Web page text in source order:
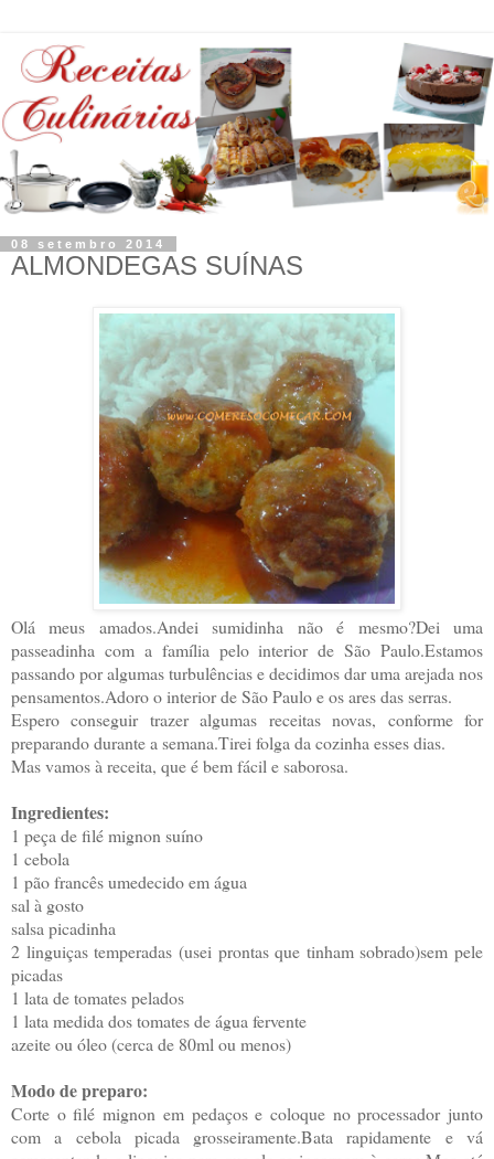
08 setembro 2014
ALMONDEGAS SUÍNAS
Olá meus amados.Andei sumidinha não é mesmo?Dei uma
passeadinha com a família pelo interior de São Paulo.Estamos
passando por algumas turbulências e decidimos dar uma arejada nos
pensamentos.Adoro o interior de São Paulo e os ares das serras.
Espero conseguir trazer algumas receitas novas, conforme for
preparando durante a semana.Tirei folga da cozinha esses dias.
Mas vamos à receita, que é bem fácil e saborosa.
Ingredientes:
1 peça de filé mignon suíno
1 cebola
1 pão francês umedecido em água
sal à gosto
salsa picadinha
2 linguiças temperadas (usei prontas que tinham sobrado)sem pele
picadas
1 lata de tomates pelados
1 lata medida dos tomates de água fervente
azeite ou óleo (cerca de 80ml ou menos)
Modo de preparo:
Corte o filé mignon em pedaços e coloque no processador junto
com a cebola picada grosseiramente.Bata rapidamente e vá